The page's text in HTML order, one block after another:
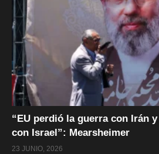
“EU perdió la guerra con Irán
con Israel”: Mearsheimer
23 JUNIO, 2026